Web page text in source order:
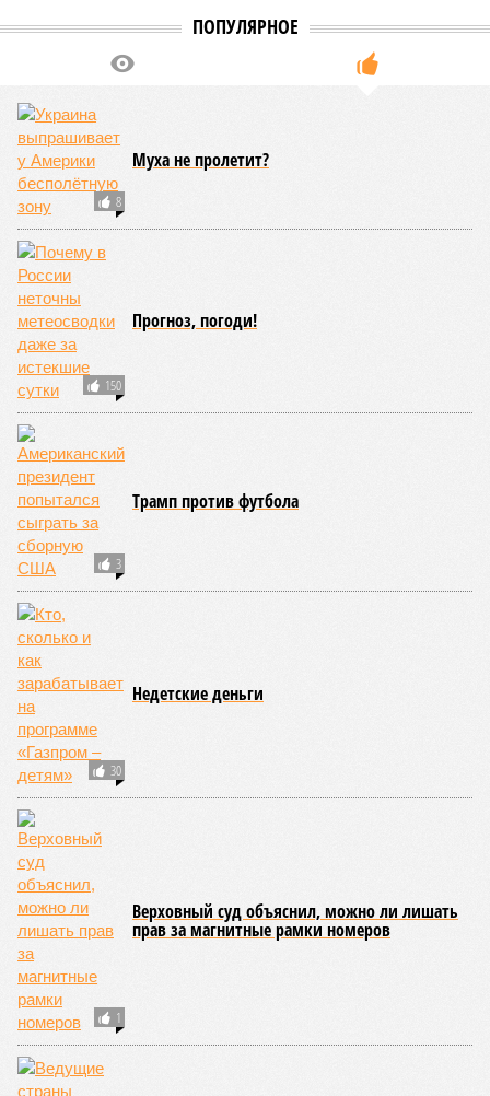
ПОПУЛЯРНОЕ
8
Муха не пролетит?
150
Прогноз, погоди!
3
Трамп против футбола
30
Недетские деньги
1
Верховный суд объяснил, можно ли лишать
прав за магнитные рамки номеров